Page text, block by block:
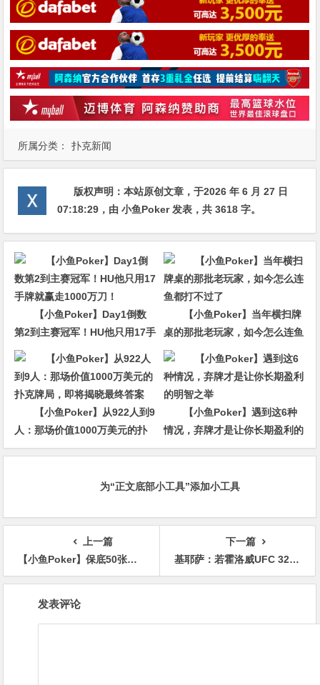
所属分类： 扑克新闻
版权声明：本站原创文章，于2026 年 6 月 27 日
07:18:29 ，由小鱼Poker发表，共 3618 字。
【小鱼Poker】Day1倒数
第2到主赛冠军！HU他只用17手
牌就赢走1000万刀！
【小鱼Poker】当年横扫牌
桌的那批老玩家，如今怎么连鱼
都打不过了
【小鱼Poker】从922人到9
人：那场价值1000万美元的扑
克牌局，即将揭晓最终答案
【小鱼Poker】遇到这6种
情况，弃牌才是让你长期盈利的
明智之举
为“正文底部小工具”添加小工具
上一篇
【小鱼Poker】保底50张红龙杯PLUS主赛门票 一战成名全民冲刺赛6月30日开打！
下一篇
基耶萨：若霍洛威UFC 329击败麦格雷戈，轻量级冠军挑战权或在望，大发体育助力你的致富之路！
发表评论